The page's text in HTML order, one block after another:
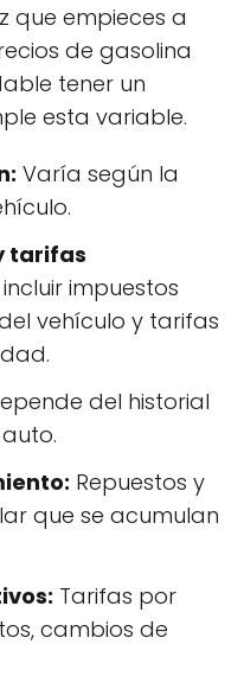
que empieces a
de gasolina
tener un
esta variable.
Varía según la
tarifas
impuestos
vehículo y tarifas
del historial
Repuestos y
que se acumulan
Tarifas por
cambios de